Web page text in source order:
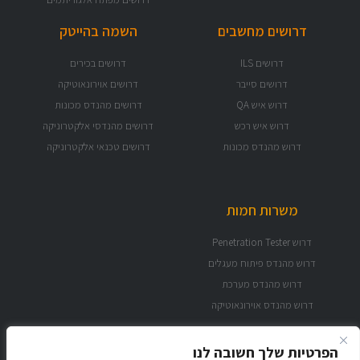
הפרטיות שלך חשובה לנו
דרושים מחשבים
דרושים ILS
דרושים סייבר
דרוש איש QA
דרוש איש רכש
דרוש מהנדס מכונות
השמה בהייטק
דרושים בכירים
דרושים אוירונאוטיקה
דרושים מהנדס מכונות
דרושים מהנדסי אלקטרוניקה
דרושים טכנאי אלקטרוניקה
משרות חמות
דרוש Penetration Tester
דרוש מהנדס פיתוח מעגלים
דרוש מהנדס מערכת
דרוש מהנדס אוירונאוטיקה